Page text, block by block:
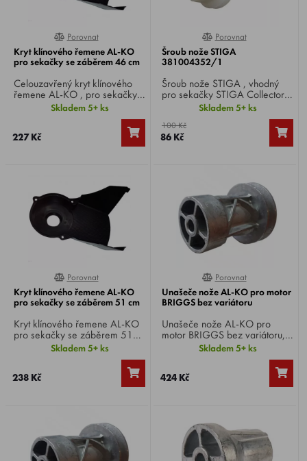
0%
Porovnat
Kryt klínového řemene AL-KO
pro sekačky se záběrem 46 cm
Celouzavřený kryt klínového
řemene AL-KO , pro sekačky
se záběrem 46 cm, např. 470
SP-H, 473 VS-B, 473 SP-B a
Skladem 5+ ks
227 Kč
100%
Porovnat
Šroub nože STIGA
381004352/1
Šroub nože STIGA , vhodný
pro sekačky STIGA Collector
35 E a Combi 40 E, 44 E.
Skladem 5+ ks
100 Kč
86 Kč
90%
Porovnat
Kryt klínového řemene AL-KO
pro sekačky se záběrem 51 cm
Kryt klínového řemene AL-KO
pro sekačky se záběrem 51
cm, např. 521 VS-H, 520 VS-
B, 523 SP-B a další.
Skladem 5+ ks
238 Kč
0%
Porovnat
Unašeče nože AL-KO pro motor
BRIGGS bez variátoru
Unašeče nože AL-KO pro
motor BRIGGS bez variátoru,
průměr hřídele 22,2 mm.
Vhodné pro sekačky AL-KO
520 SP-B, 51.9 SP-B, 523 SP-
B.
Skladem 5+ ks
424 Kč